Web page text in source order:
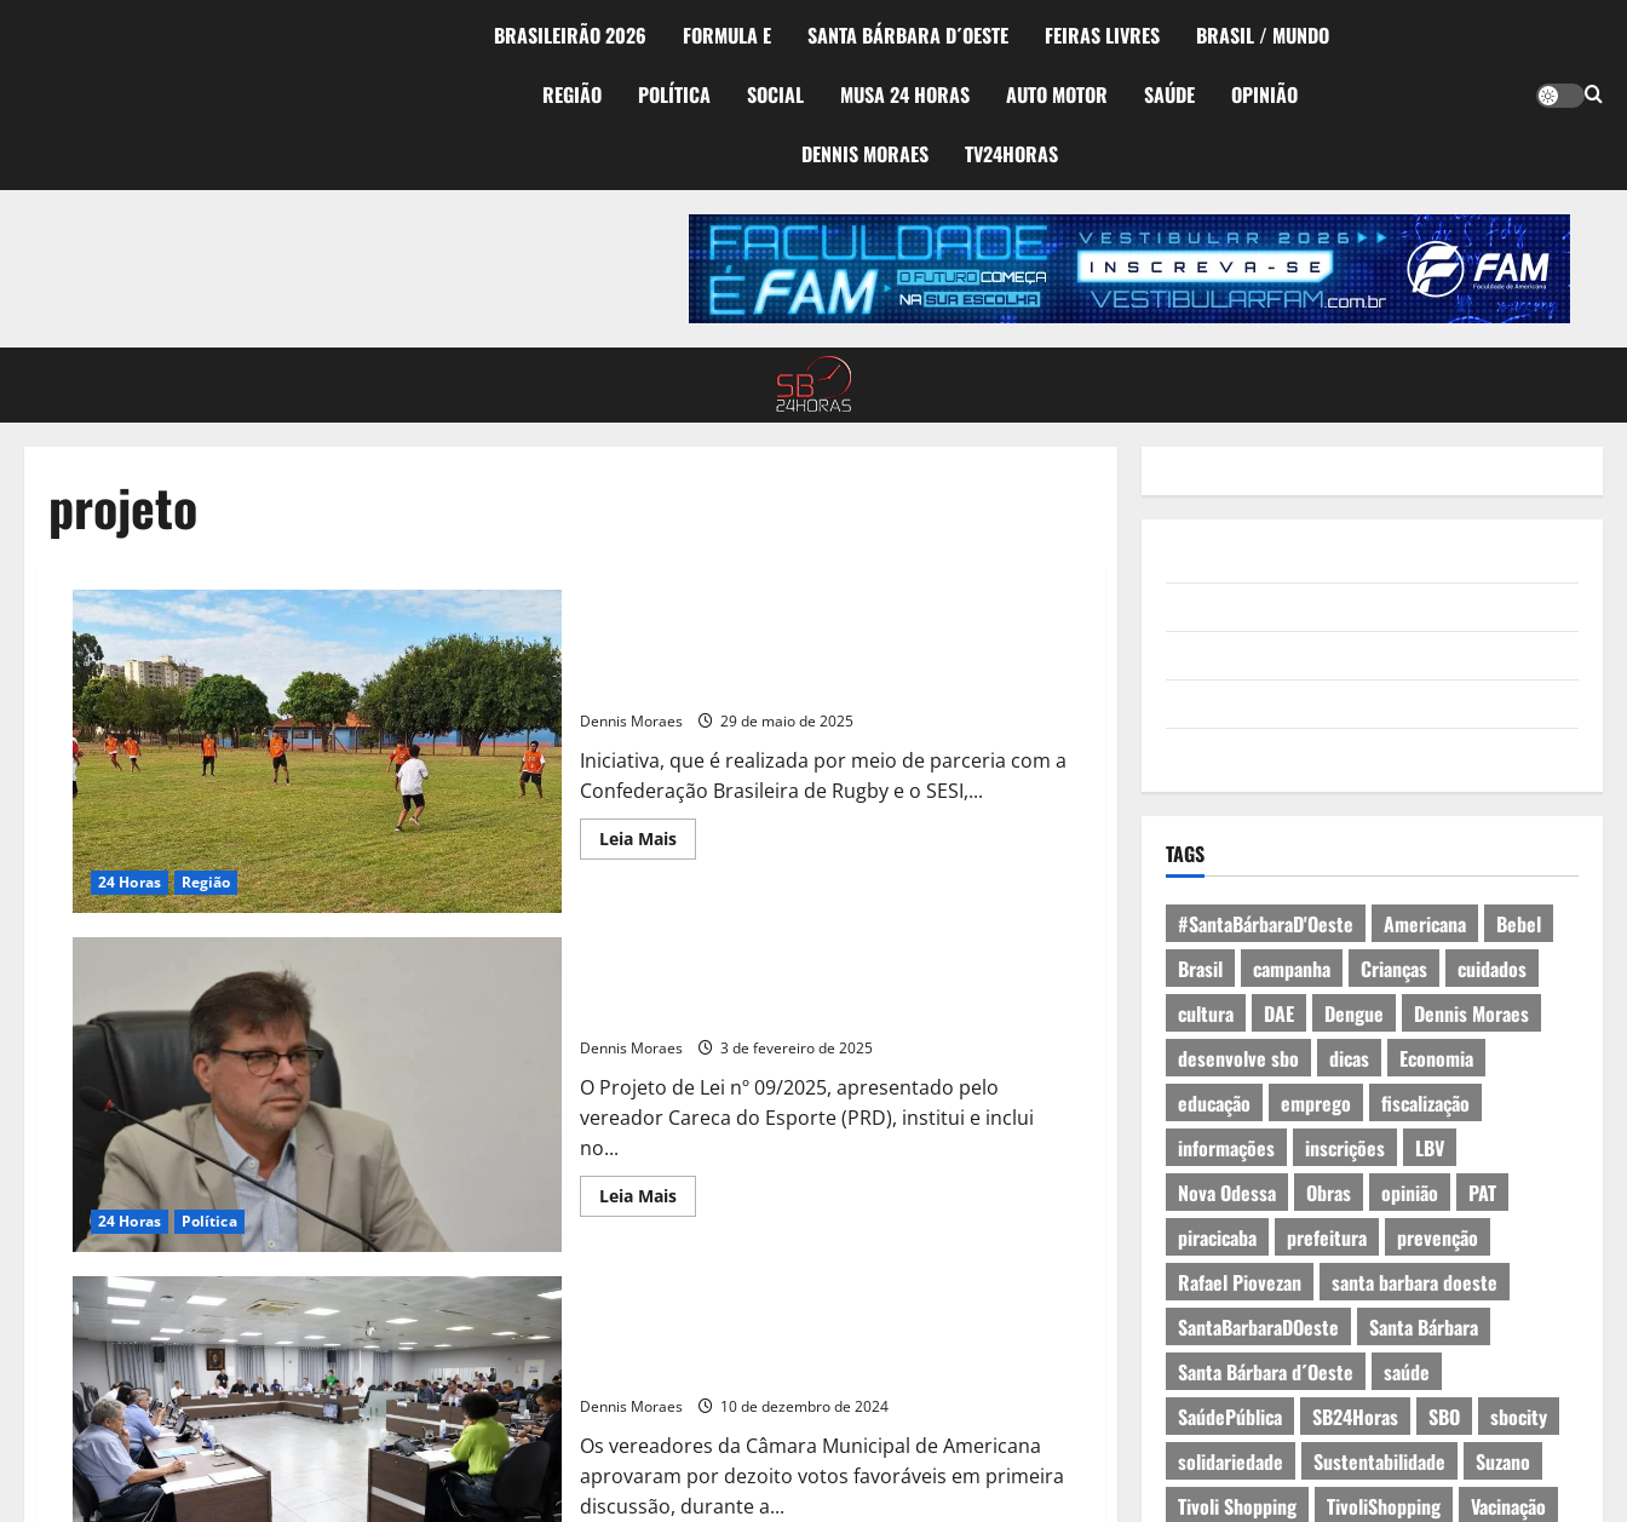
BRASILEIRÃO 2026 FORMULA E SANTA BÁRBARA D´OESTE FEIRAS LIVRES BRASIL / MUNDO
REGIÃO POLÍTICA SOCIAL MUSA 24 HORAS AUTO MOTOR SAÚDE OPINIÃO
DENNIS MORAES TV24HORAS
projeto
24 Horas Região
Dennis Moraes 29 de maio de 2025
Iniciativa, que é realizada por meio de parceria com a
Confederação Brasileira de Rugby e o SESI,...
Leia Mais
24 Horas Política
Dennis Moraes 3 de fevereiro de 2025
O Projeto de Lei nº 09/2025, apresentado pelo
vereador Careca do Esporte (PRD), institui e inclui
no...
Leia Mais
Dennis Moraes 10 de dezembro de 2024
Os vereadores da Câmara Municipal de Americana
aprovaram por dezoito votos favoráveis em primeira
discussão, durante a...
TAGS
#SantaBárbaraD'Oeste Americana
Bebel
Brasil
campanha Crianças
cuidados
cultura
DAE Dengue
Dennis Moraes
desenvolve sbo
dicas
Economia
educação
emprego
fiscalização
informações
inscrições
LBV
Nova Odessa
Obras opinião
PAT
piracicaba
prefeitura
prevenção
Rafael Piovezan
santa barbara doeste
SantaBarbaraDOeste
Santa Bárbara
Santa Bárbara d´Oeste
saúde
SaúdePública
SB24Horas SBO
sbocity
solidariedade
Sustentabilidade
Suzano
Tivoli Shopping
TivoliShopping
Vacinação